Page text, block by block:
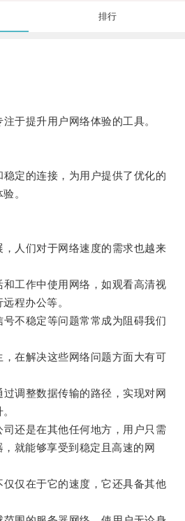
排行
提升用户网络体验的工具。
定的连接，为用户提供了优化的
。
人们对于网络速度的需求也越来
工作中使用网络，如观看高清视
程办公等。
不稳定等问题常常成为阻碍我们
在解决这些网络问题方面大有可
调整数据传输的路径，实现对网
还是在其他任何地方，用户只需
就能够享受到稳定且高速的网
仅在于它的速度，它还具备其他